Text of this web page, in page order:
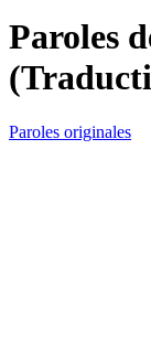
Paroles
Paroles originales